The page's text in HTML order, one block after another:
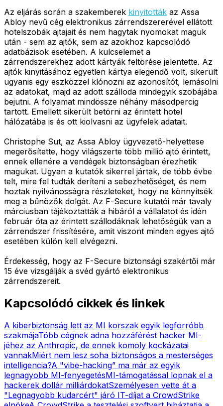
Az eljárás során a szakemberek kinyitották az Assa
Abloy nevű cég elektronikus zárrendszererével ellátott
hotelszobák ajtajait és nem hagytak nyomokat maguk
után - sem az ajtók, sem az azokhoz kapcsolódó
adatbázisok esetében. A kulcselemet a
zárrendszerekhez adott kártyák feltörése jelentette. Az
ajtók kinyitásához egyetlen kártya elegendő volt, sikerült
ugyanis egy eszközzel klónozni az azonosítót, lemásolni
az adatokat, majd az adott szálloda mindegyik szobájába
bejutni. A folyamat mindössze néhány másodpercig
tartott. Emellett sikerült betörni az érintett hotel
hálózatába is és ott kiolvasni az ügyfelek adatait.
Christophe Sut, az Assa Abloy ügyvezető-helyettese
megerősítette, hogy világszerte több millió ajtó érintett,
ennek ellenére a vendégek biztonságban érezhetik
magukat. Ugyan a kutatók sikerrel jártak, de több évbe
telt, mire fel tudták deríteni a sebezhetőséget, és nem
hoztak nyilvánosságra részleteket, hogy ne könnyítsék
meg a bűnözők dolgát. Az F-Secure kutatói már tavaly
márciusban tájékoztatták a hibáról a vállalatot és idén
február óta az érintett szállodáknak lehetőségük van a
zárrendszer frissítésére, amit viszont minden egyes ajtó
esetében külön kell elvégezni.
Érdekesség, hogy az F-Secure biztonsági szakértői már
15 éve vizsgálják a svéd gyártó elektronikus
zárrendszereit.
Kapcsolódó cikkek és linkek
A kiberbiztonság lett az MI korszak egyik legforróbb
szakmájaTöbb cégnek adna hozzáférést hacker MI-
jéhez az Anthropic, de ennek komoly kockázatai
vannakMiért nem lesz soha biztonságos a mesterséges
intelligencia?A "vibe-hacking” ma már az egyik
legnagyobb MI-fenyegetésMI-támogatással lopnak el a
hackerek dollár milliárdokatSzemélyesen vette át a
"Legnagyobb kudarcért" járó IT-díjat a CrowdStrike